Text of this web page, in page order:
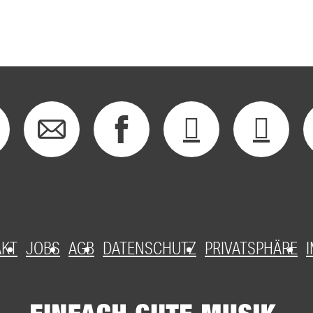
JOBS AGB DATENSCHUTZ PRIVATSPHÄRE